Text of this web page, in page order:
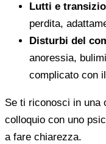
Lutti e
perdita,
Disturbi del
anoressia,
complicato con
Se ti riconosci in una
colloquio con uno
a fare chiarezza.